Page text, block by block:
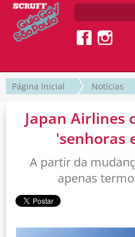
Página Inicial Notícias
Japan Airlines
'senhoras
A partir da
apenas